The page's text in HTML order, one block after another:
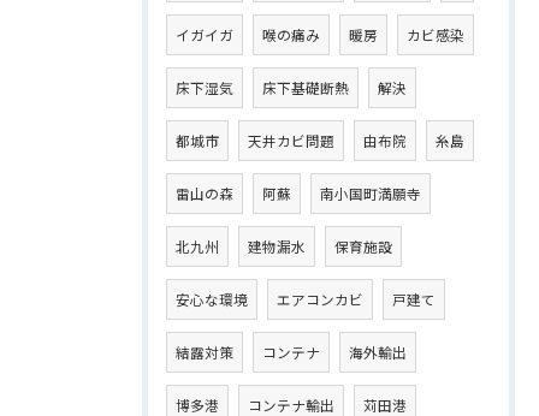
イガイガ 喉の痛み 暖房 カビ感染
床下湿気 床下基礎断熱 解決
都城市 天井カビ問題 由布院 糸島
雷山の森 阿蘇 南小国町満願寺
北九州 建物漏水 保育施設
安心な環境 エアコンカビ 戸建て
結露対策 コンテナ 海外輸出
博多港 コンテナ輸出 苅田港